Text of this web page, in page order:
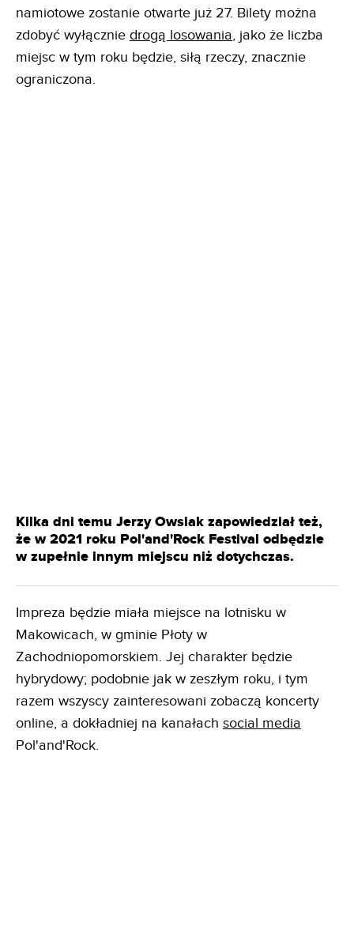
namiotowe zostanie otwarte już 27. Bilety można
zdobyć wyłącznie drogą losowania, jako że liczba
miejsc w tym roku będzie, siłą rzeczy, znacznie
ograniczona.
Kilka dni temu Jerzy Owsiak zapowiedział też,
że w 2021 roku Pol'and'Rock Festival odbędzie
w zupełnie innym miejscu niż dotychczas.
Impreza będzie miała miejsce na lotnisku w
Makowicach, w gminie Płoty w
Zachodniopomorskiem. Jej charakter będzie
hybrydowy; podobnie jak w zeszłym roku, i tym
razem wszyscy zainteresowani zobaczą koncerty
online, a dokładniej na kanałach social media
Pol'and'Rock.